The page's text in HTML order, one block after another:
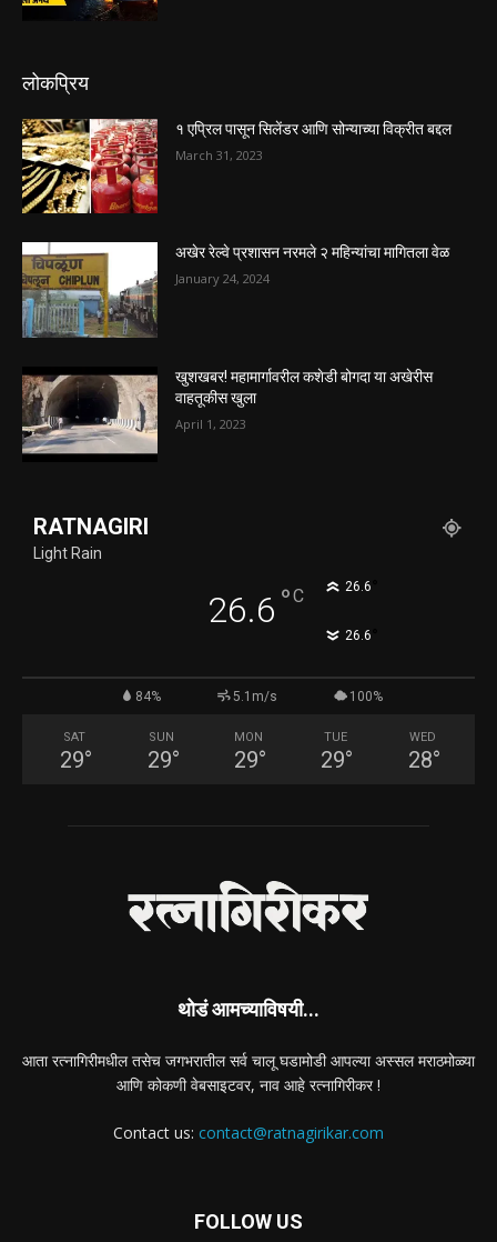
लोकप्रिय
१ एप्रिल पासून सिलेंडर आणि सोन्याच्या विक्रीत बद्दल
March 31, 2023
अखेर रेल्वे प्रशासन नरमले २ महिन्यांचा मागितला वेळ
January 24, 2024
खुशखबर! महामार्गावरील कशेडी बोगदा या अखेरीस
वाहतूकीस खुला
April 1, 2023
RATNAGIRI
Light Rain
26.6 °C 26.6
26.6
84% 5.1m/s 100%
SAT
29°
SUN
29°
MON
29°
TUE
29°
WED
28°
थोडं आमच्याविषयी...
आता रत्नागिरीमधील तसेच जगभरातील सर्व चालू घडामोडी आपल्या अस्सल मराठमोळ्या
आणि कोकणी वेबसाइटवर, नाव आहे रत्नागिरीकर !
Contact us: contact@ratnagirikar.com
FOLLOW US